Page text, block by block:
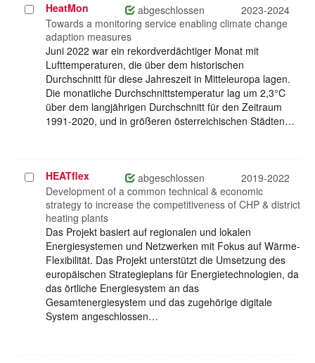
Projekt
auswählen
HeatMon abgeschlossen
2023-2024
Towards a monitoring service enabling climate change
adaption measures
Juni 2022 war ein rekordverdächtiger Monat mit
Lufttemperaturen, die über dem historischen
Durchschnitt für diese Jahreszeit in Mitteleuropa lagen.
Die monatliche Durchschnittstemperatur lag um 2,3°C
über dem langjährigen Durchschnitt für den Zeitraum
1991-2020, und in größeren österreichischen Städten…
Projekt
auswählen
HEATflex abgeschlossen
2019-2022
Development of a common technical & economic
strategy to increase the competitiveness of CHP & district
heating plants
Das Projekt basiert auf regionalen und lokalen
Energiesystemen und Netzwerken mit Fokus auf Wärme-
Flexibilität. Das Projekt unterstützt die Umsetzung des
europäischen Strategieplans für Energietechnologien, da
das örtliche Energiesystem an das
Gesamtenergiesystem und das zugehörige digitale
System angeschlossen…